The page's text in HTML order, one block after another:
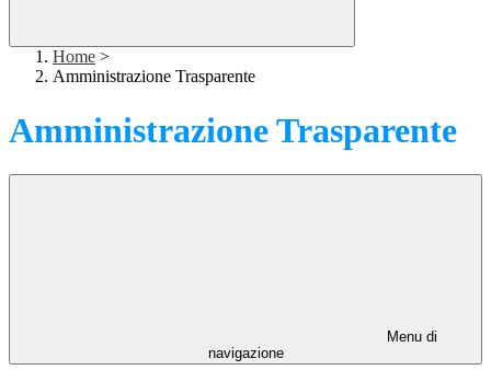
Home >
Amministrazione Trasparente
Amministrazione Trasparente
Menu di
navigazione